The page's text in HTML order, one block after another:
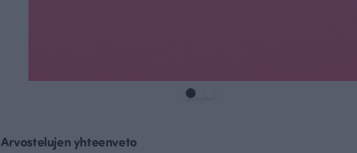
Arvostelujen yhteenveto